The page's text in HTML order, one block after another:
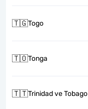
🇹🇬Togo
🇹🇴Tonga
🇹🇹Trinidad ve Tobago